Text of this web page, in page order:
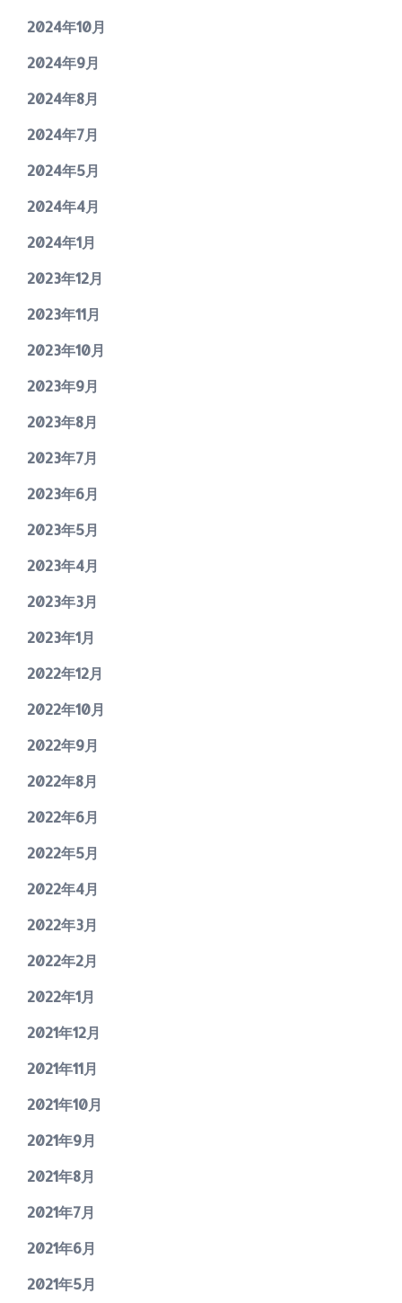
2024年10月
2024年9月
2024年8月
2024年7月
2024年5月
2024年4月
2024年1月
2023年12月
2023年11月
2023年10月
2023年9月
2023年8月
2023年7月
2023年6月
2023年5月
2023年4月
2023年3月
2023年1月
2022年12月
2022年10月
2022年9月
2022年8月
2022年6月
2022年5月
2022年4月
2022年3月
2022年2月
2022年1月
2021年12月
2021年11月
2021年10月
2021年9月
2021年8月
2021年7月
2021年6月
2021年5月